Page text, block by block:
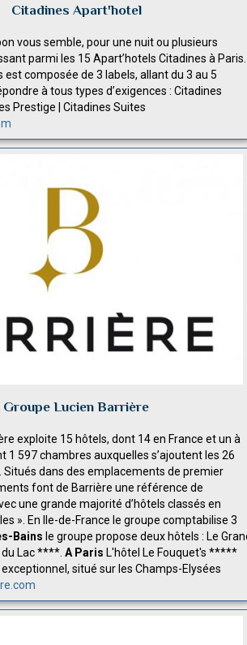
Citadines Apart'hotel
vous semble, pour une nuit ou plusieurs
parmi les 15 Apart’hotels Citadines à Paris.
est composée de 3 labels, allant du 3 au 5
à tous types d’exigences : Citadines
Prestige | Citadines Suites
Groupe Lucien Barrière
exploite 15 hôtels, dont 14 en France et un à
1 597 chambres auxquelles s’ajoutent les 26
Situés dans des emplacements de premier
font de Barrière une référence de
une grande majorité d’hôtels classés en
». En Ile-de-France le groupe comptabilise 3
Bains le groupe propose deux hôtels : Le
Lac ****. A Paris L'hôtel Le Fouquet's *****
situé sur les Champs-Elysées